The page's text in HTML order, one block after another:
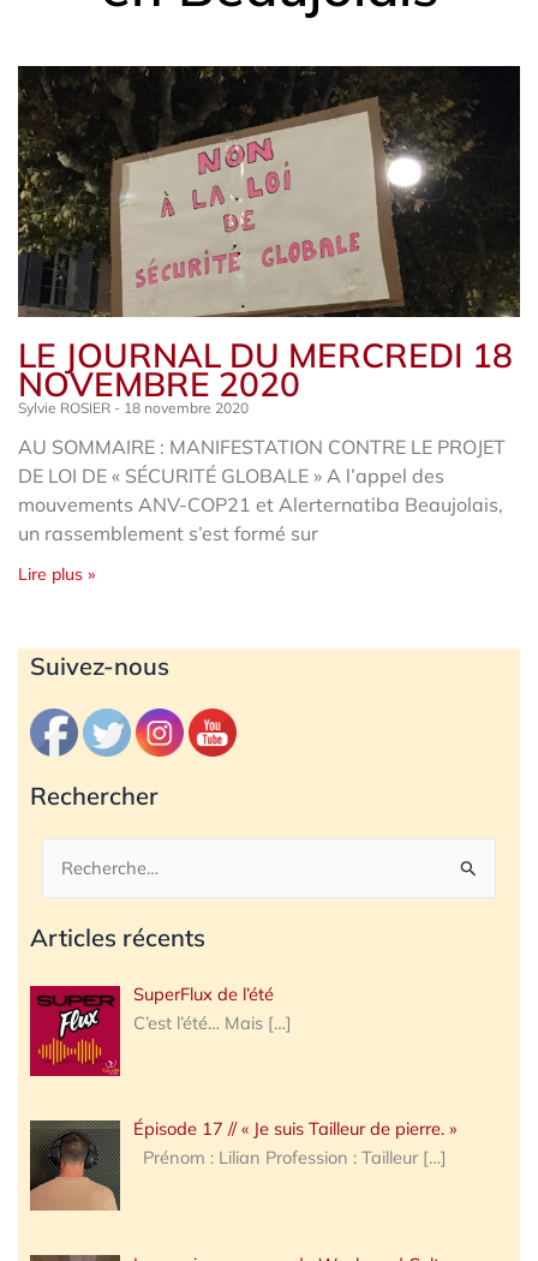
LE JOURNAL DU MERCREDI 18
NOVEMBRE 2020
Sylvie ROSIER 18 novembre 2020
AU SOMMAIRE : MANIFESTATION CONTRE LE PROJET
DE LOI DE « SÉCURITÉ GLOBALE » A l’appel des
mouvements ANV-COP21 et Alerternatiba Beaujolais,
un rassemblement s’est formé sur
Lire plus »
Suivez-nous
Rechercher
Rechercher :
Articles récents
SuperFlux de l’été
C’est l’été… Mais […]
Épisode 17 // « Je suis Tailleur de pierre. »
Prénom : Lilian Profession : Tailleur […]
Archives